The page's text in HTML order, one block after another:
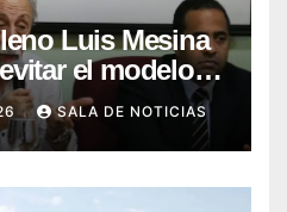
Luis Mesina
el modelo
por un sistema
SALA DE NOTICIAS